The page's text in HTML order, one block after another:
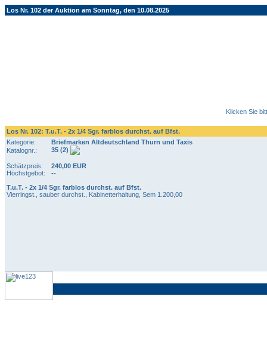
Los Nr. 102 der Auktion am Sonntag, den 10.08.2025
Klicken Sie
Los Nr. 102: T.u.T. - 2x 1/4 Sgr. farblos durchst. auf Bfst.
Kategorie:
Briefmarken Altdeutschland Thurn und Taxis
Katalognr.:
35 (2)
Schätzpreis:
240,00 EUR
Höchstgebot:
--
T.u.T. - 2x 1/4 Sgr. farblos durchst. auf Bfst.
Vierringst., sauber durchst., Kabinetterhaltung, Sem 1.200,00